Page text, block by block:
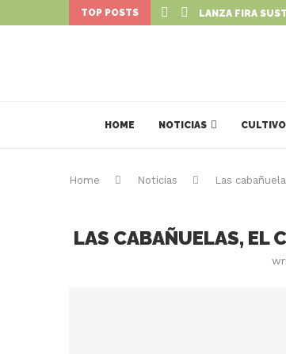
TOP POSTS LANZA FIRA
HOME NOTICIAS
Home Noticias Las
LAS CABAÑUELAS, EL